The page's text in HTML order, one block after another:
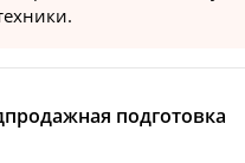
подготовка